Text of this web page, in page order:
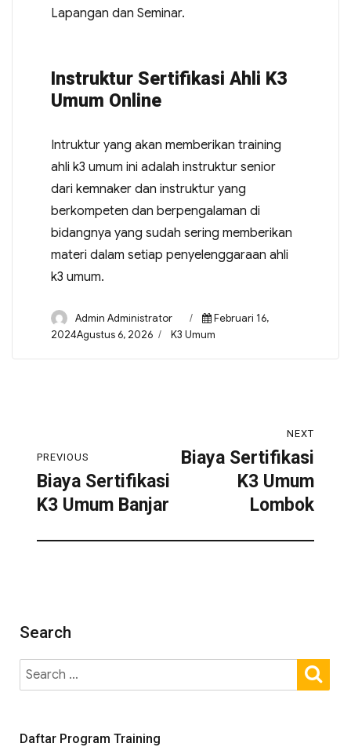
Lapangan dan Seminar.
Instruktur Sertifikasi Ahli K3
Umum Online
Intruktur yang akan memberikan training
ahli k3 umum ini adalah instruktur senior
dari kemnaker dan instruktur yang
berkompeten dan berpengalaman di
bidangnya yang sudah sering memberikan
materi dalam setiap penyelenggaraan ahli
k3 umum.
Admin Administrator
Februari 16,
2024Agustus 6, 2026
K3 Umum
PREVIOUS
Biaya Sertifikasi
K3 Umum Banjar
NEXT
Biaya Sertifikasi
K3 Umum
Lombok
Search
Daftar Program Training